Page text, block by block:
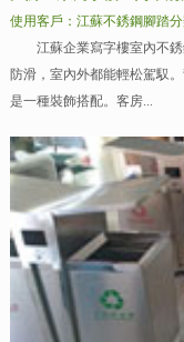
使用客戶：江蘇不銹鋼腳踏
江蘇企業寫字樓室內不銹
防滑，室內外都能輕松駕馭
是一種裝飾搭配。客房...